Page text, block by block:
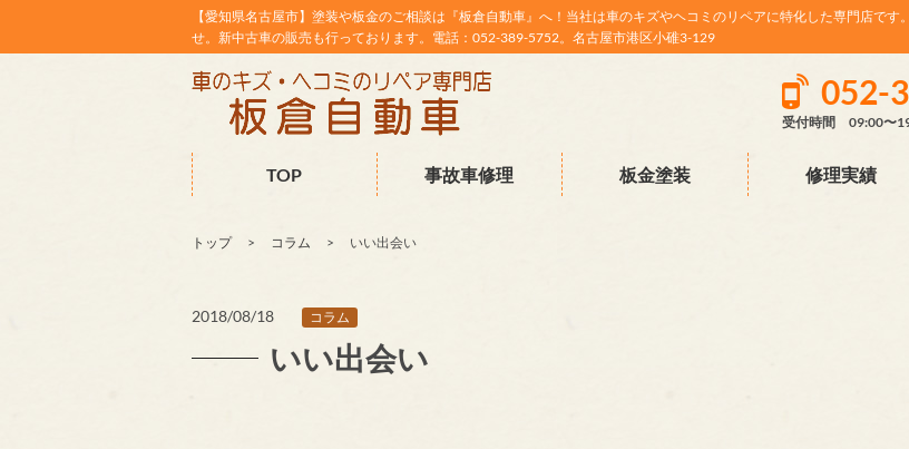
【愛知県名古屋市】塗装や板金のご相談は『板倉自動車』へ！当社は車のキズやヘコミのリペアに特化した専門店で
せ。新中古車の販売も行っております。電話：052-389-5752。名古屋市港区小碓3-129
052-
受付時間 09:00〜
TOP 事故車修理 板金塗装 修理実績
トップ コラム いい出会い
2018/08/18 コラム
いい出会い